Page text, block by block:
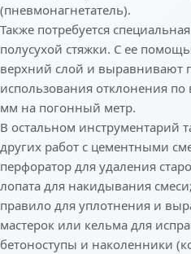
(пневмонагнетатель).
Также потребуется
полусухой стяжки. С ее
верхний слой и выравнивают
использования отклонения по
мм на погонный метр.
В остальном инструментарий
других работ с цементными
перфоратор для удаления
лопата для накидывания смеси;
правило для уплотнения и
мастерок или кельма для
бетоноступы и наколенники